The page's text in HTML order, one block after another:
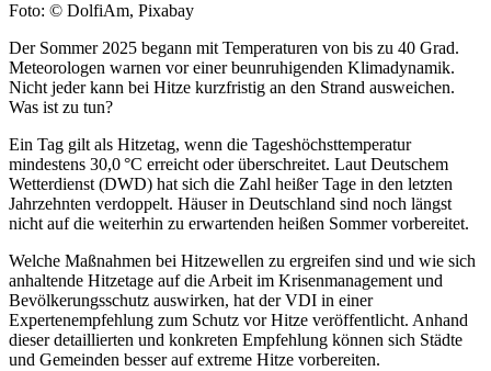
Foto: © DolfiAm, Pixabay
Der Sommer 2025 begann mit Temperaturen von bis zu 40 Grad.
Meteorologen warnen vor einer beunruhigenden Klimadynamik.
Nicht jeder kann bei Hitze kurzfristig an den Strand ausweichen.
Was ist zu tun?
Ein Tag gilt als Hitzetag, wenn die Tageshöchsttemperatur
mindestens 30,0 °C erreicht oder überschreitet. Laut Deutschem
Wetterdienst (DWD) hat sich die Zahl heißer Tage in den letzten
Jahrzehnten verdoppelt. Häuser in Deutschland sind noch längst
nicht auf die weiterhin zu erwartenden heißen Sommer vorbereitet.
Welche Maßnahmen bei Hitzewellen zu ergreifen sind und wie sich
anhaltende Hitzetage auf die Arbeit im Krisenmanagement und
Bevölkerungsschutz auswirken, hat der VDI in einer
Expertenempfehlung zum Schutz vor Hitze veröffentlicht. Anhand
dieser detaillierten und konkreten Empfehlung können sich Städte
und Gemeinden besser auf extreme Hitze vorbereiten.